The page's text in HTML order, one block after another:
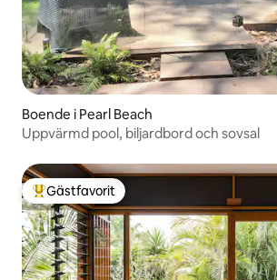
Boende i Pearl Beach
Uppvärmd pool, biljardbord och sovsal
Populär gästfavorit
Gästfavorit